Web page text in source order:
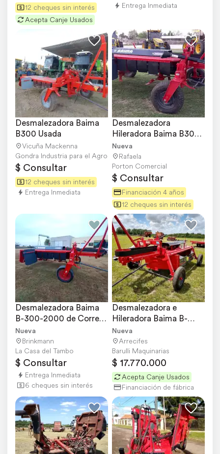
12 cheques sin interés
Acepta Canje Usados
Entrega Inmediata
Desmalezadora Baima
B300 Usada
Vicuña Mackenna
Gondra Industria para el Agro
$ Consultar
12 cheques sin interés
Entrega Inmediata
Desmalezadora
Hileradora Baima B300-
2000 Nueva
Nueva
Rafaela
Porton Comercial
$ Consultar
Financiación 4 años
12 cheques sin interés
Desmalezadora Baima
B-300-2000 de Correa
Plana-
Nueva
Brinkmann
La Casa del Tambo
$ Consultar
Entrega Inmediata
6 cheques sin interés
Desmalezadora e
Hileradora Baima B-
300-2000 Disponible
Nueva
Arrecifes
Barulli Maquinarias
$ 17.770.000
Acepta Canje Usados
Financiación de fábrica